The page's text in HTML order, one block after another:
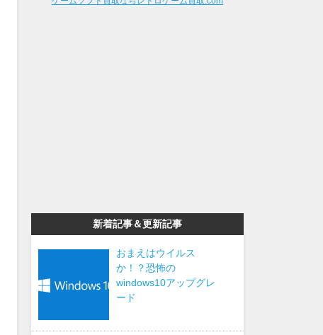
新着記事＆更新記事
おまえはウイルス
か！？恐怖の
windows10アップグレ
ード